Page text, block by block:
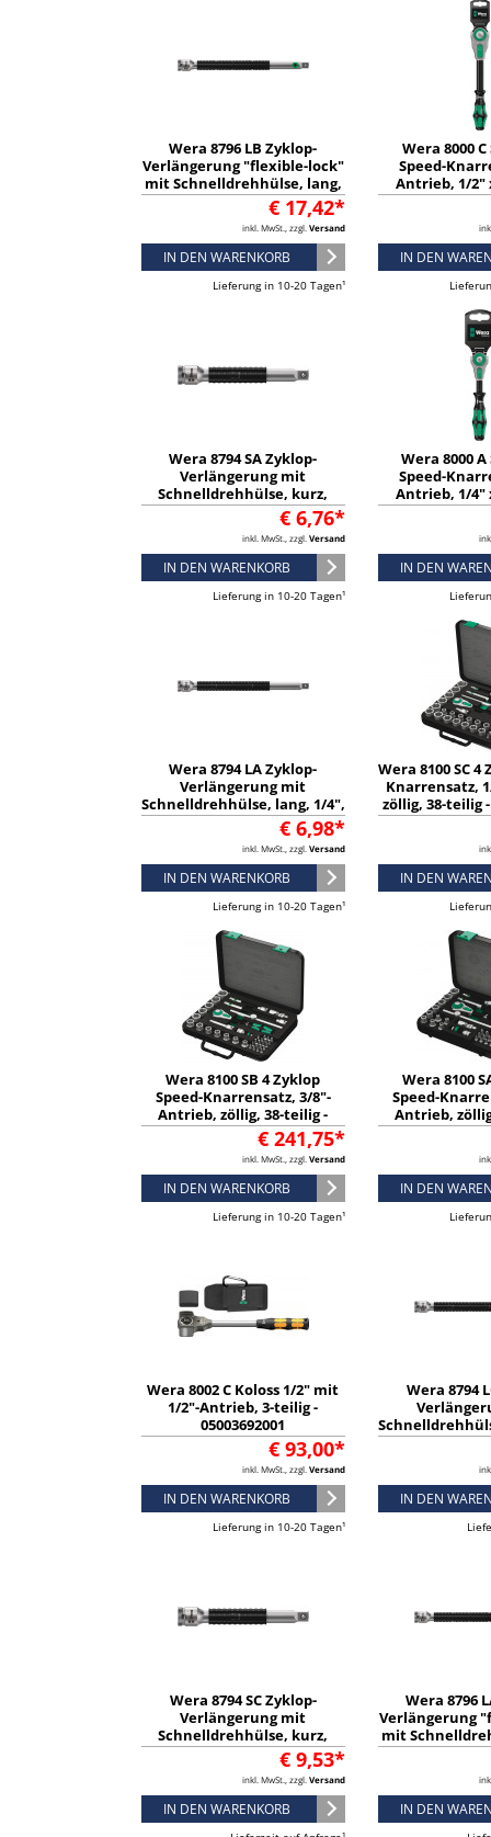
Wera 8796 LB Zyklop-
Verlängerung "flexible-lock"
mit Schnelldrehhülse, lang,
3/8", 3/8" x 200 mm -
05003592001€ 17,42*
inkl. MwSt., zzgl. Versand
IN DEN WARENKORB
Lieferung in 10-20 Tagen¹
Wera 8000
Speed-
Antrieb, 1/2"
IN DEN
Wera 8794 SA Zyklop-
Verlängerung mit
Schnelldrehhülse, kurz,
1/4", 1/4" x 75 mm -
05003525001€ 6,76*
inkl. MwSt., zzgl. Versand
IN DEN WARENKORB
Lieferung in 10-20 Tagen¹
Wera 8000
Speed-
Antrieb, 1/4"
IN DEN
Wera 8794 LA Zyklop-
Verlängerung mit
Schnelldrehhülse, lang, 1/4",
1/4" x 150 mm - 05003526001
€ 6,98*
inkl. MwSt., zzgl. Versand
IN DEN WARENKORB
Lieferung in 10-20 Tagen¹
Wera 8100 SC 4
Knarrensatz,
zöllig, 38-teilig -
IN DEN
Wera 8100 SB 4 Zyklop
Speed-Knarrensatz, 3/8"-
Antrieb, zöllig, 38-teilig -
05003596001€ 241,75*
inkl. MwSt., zzgl. Versand
IN DEN WARENKORB
Lieferung in 10-20 Tagen¹
Wera 8100
Speed-
Antrieb,
IN DEN
Wera 8002 C Koloss 1/2" mit
1/2"-Antrieb, 3-teilig -
05003692001
€ 93,00*
inkl. MwSt., zzgl. Versand
IN DEN WARENKORB
Lieferung in 10-20 Tagen¹
Wera 8794
1/2" x 250 mm -
IN DEN
Wera 8794 SC Zyklop-
Verlängerung mit
Schnelldrehhülse, kurz,
1/2", 1/2" x 125 mm -
05003637001€ 9,53*
inkl. MwSt., zzgl. Versand
IN DEN WARENKORB
Wera 8796
Verlängerung
mit
1/4", 1/4" x
IN DEN